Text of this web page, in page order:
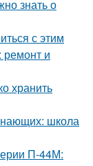
знать о
с этим
и
хранить
школа
П-44М: